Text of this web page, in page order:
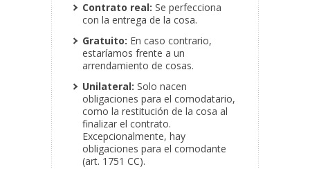
Contrato real: Se perfecciona
con la entrega de la cosa.
Gratuito: En caso contrario,
estaríamos frente a un
arrendamiento de cosas.
Unilateral: Solo nacen
obligaciones para el comodatario,
como la restitución de la cosa al
finalizar el contrato.
Excepcionalmente, hay
obligaciones para el comodante
(art. 1751 CC).